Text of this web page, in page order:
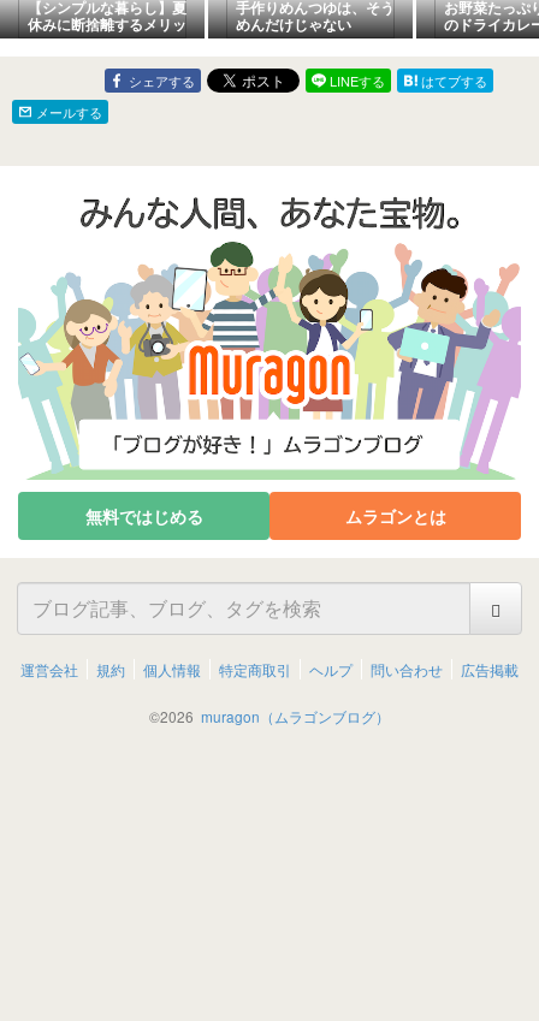
【シンプルな暮らし】夏
休みに断捨離するメリッ
ト
手作りめんつゆは、そう
めんだけじゃない
お野菜たっ
のドライカレ
シェアする LINEする
はてブする
メールする
無料ではじめる ムラゴンとは
運営会社 規約 個人情報 特定商取引 ヘルプ 問い合わせ 広告掲載
©2026 muragon（ムラゴンブログ）